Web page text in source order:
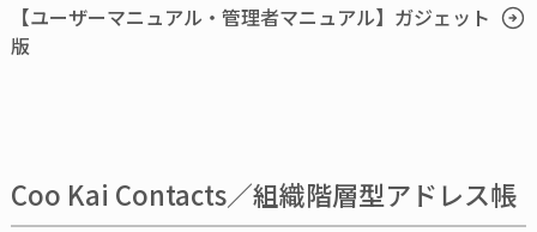
【ユーザーマニュアル・管理者マニュアル】ガジェット
版
Coo Kai Contacts／組織階層型アドレス帳